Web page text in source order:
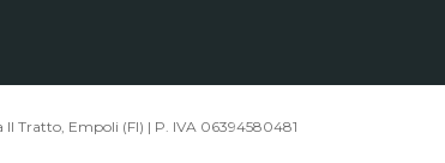
Tratto, Empoli (FI) | P. IVA 06394580481